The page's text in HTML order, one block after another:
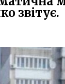
звітує.